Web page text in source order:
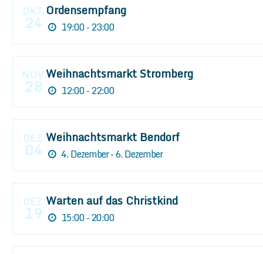
OKT.
24
Ordensempfang
19:00 - 23:00
NOV.
28
Weihnachtsmarkt Stromberg
12:00 - 22:00
DEZ.
04
Weihnachtsmarkt Bendorf
4. Dezember - 6. Dezember
DEZ.
19
Warten auf das Christkind
15:00 - 20:00